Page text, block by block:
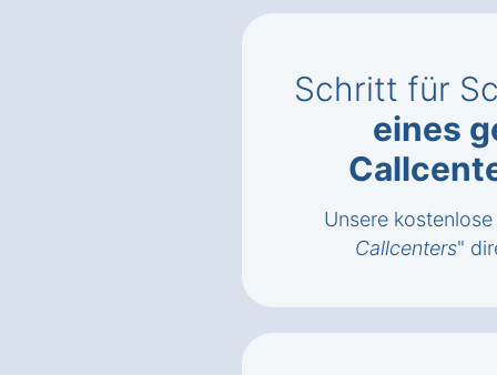
Schritt für
eines
Unsere
Callcenters"